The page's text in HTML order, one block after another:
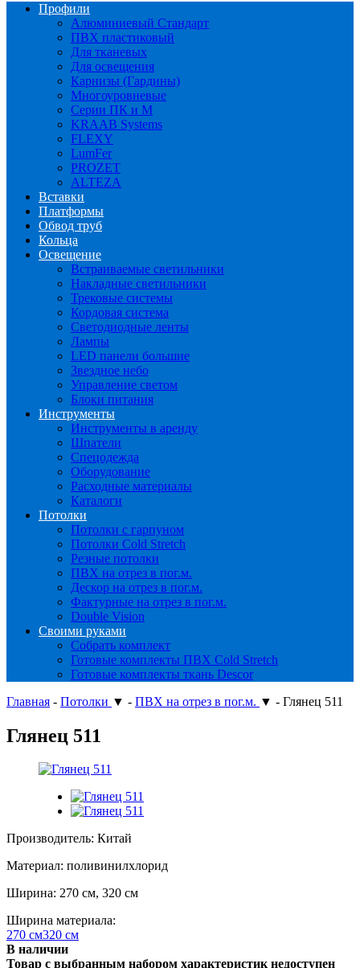
Профили
Алюминиевый Стандарт
ПВХ пластиковый
Для тканевых
Для освещения
Карнизы (Гардины)
Многоуровневые
Серии ПК и М
KRAAB Systems
FLEXY
LumFer
PROZET
ALTEZA
Вставки
Платформы
Обвод труб
Кольца
Освещение
Встраиваемые светильники
Накладные светильники
Трековые системы
Кордовая система
Светодиодные ленты
Лампы
LED панели большие
Звездное небо
Управление светом
Блоки питания
Инструменты
Инструменты в аренду
Шпатели
Спецодежда
Оборудование
Расходные материалы
Каталоги
Потолки
Потолки с гарпуном
Потолки Cold Stretch
Резные потолки
ПВХ на отрез в пог.м.
Дескор на отрез в пог.м.
Фактурные на отрез в пог.м.
Double Vision
Своими руками
Собрать комплект
Готовые комплекты ПВХ Cold Stretch
Готовые комплекты ткань Descor
Главная - Потолки ▼ - ПВХ на отрез в пог.м. ▼ - Глянец 511
Глянец 511
Производитель: Китай
Материал: поливинилхлорид
Ширина: 270 см, 320 см
Ширина материала:
270 см320 см
В наличии
Товар с выбранным набором характеристик недоступен